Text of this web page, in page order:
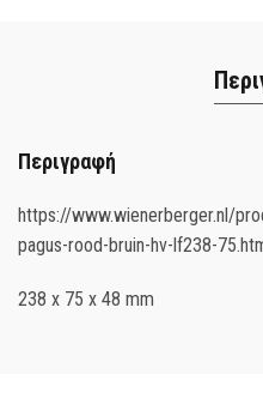
Περιγραφή
https://www.wienerberger.nl/
pagus-rood-bruin-hv-lf238-
238 x 75 x 48 mm